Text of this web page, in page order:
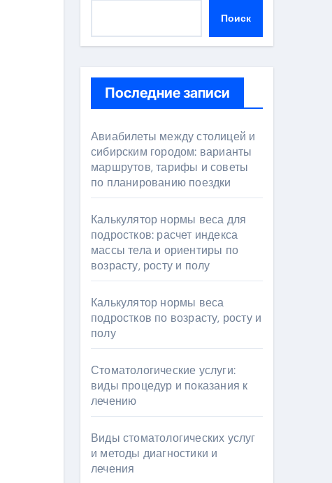
Поиск
Последние записи
Авиабилеты между столицей и
сибирским городом: варианты
маршрутов, тарифы и советы
по планированию поездки
Калькулятор нормы веса для
подростков: расчет индекса
массы тела и ориентиры по
возрасту, росту и полу
Калькулятор нормы веса
подростков по возрасту, росту и
полу
Стоматологические услуги:
виды процедур и показания к
лечению
Виды стоматологических услуг
и методы диагностики и
лечения